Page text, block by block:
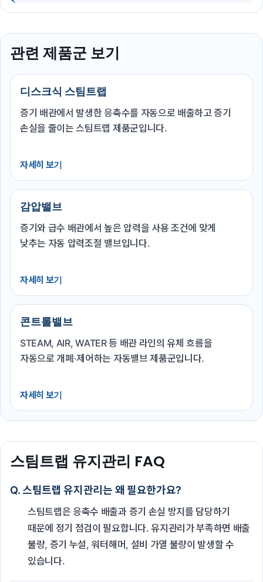
관련 제품군 보기
디스크식 스팀트랩
증기 배관에서 발생한 응축수를 자동으로 배출하고 증기
손실을 줄이는 스팀트랩 제품군입니다.
자세히 보기
감압밸브
증기와 급수 배관에서 높은 압력을 사용 조건에 맞게
낮추는 자동 압력조절 밸브입니다.
자세히 보기
콘트롤밸브
STEAM, AIR, WATER 등 배관 라인의 유체 흐름을
자동으로 개폐·제어하는 자동밸브 제품군입니다.
자세히 보기
스팀트랩 유지관리 FAQ
Q. 스팀트랩 유지관리는 왜 필요한가요?
스팀트랩은 응축수 배출과 증기 손실 방지를 담당하기
때문에 정기 점검이 필요합니다. 유지관리가 부족하면 배출
불량, 증기 누설, 워터해머, 설비 가열 불량이 발생할 수
있습니다.